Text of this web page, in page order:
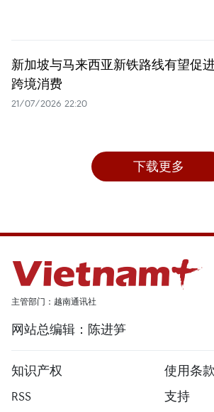
新加坡与马来西亚新铁路线有望促
跨境消费
21/07/2026 22:20
下载更多
主管部门：越南通讯社
网站总编辑：陈进笋
知识产权
使用条款
RSS
支持